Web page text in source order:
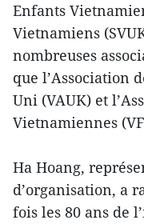
Enfants
Vietnamiens
nombreuses
que l’Association
Uni (VAUK) et
Vietnamiennes
Ha Hoang,
d’organisation, a
fois les 80 ans de